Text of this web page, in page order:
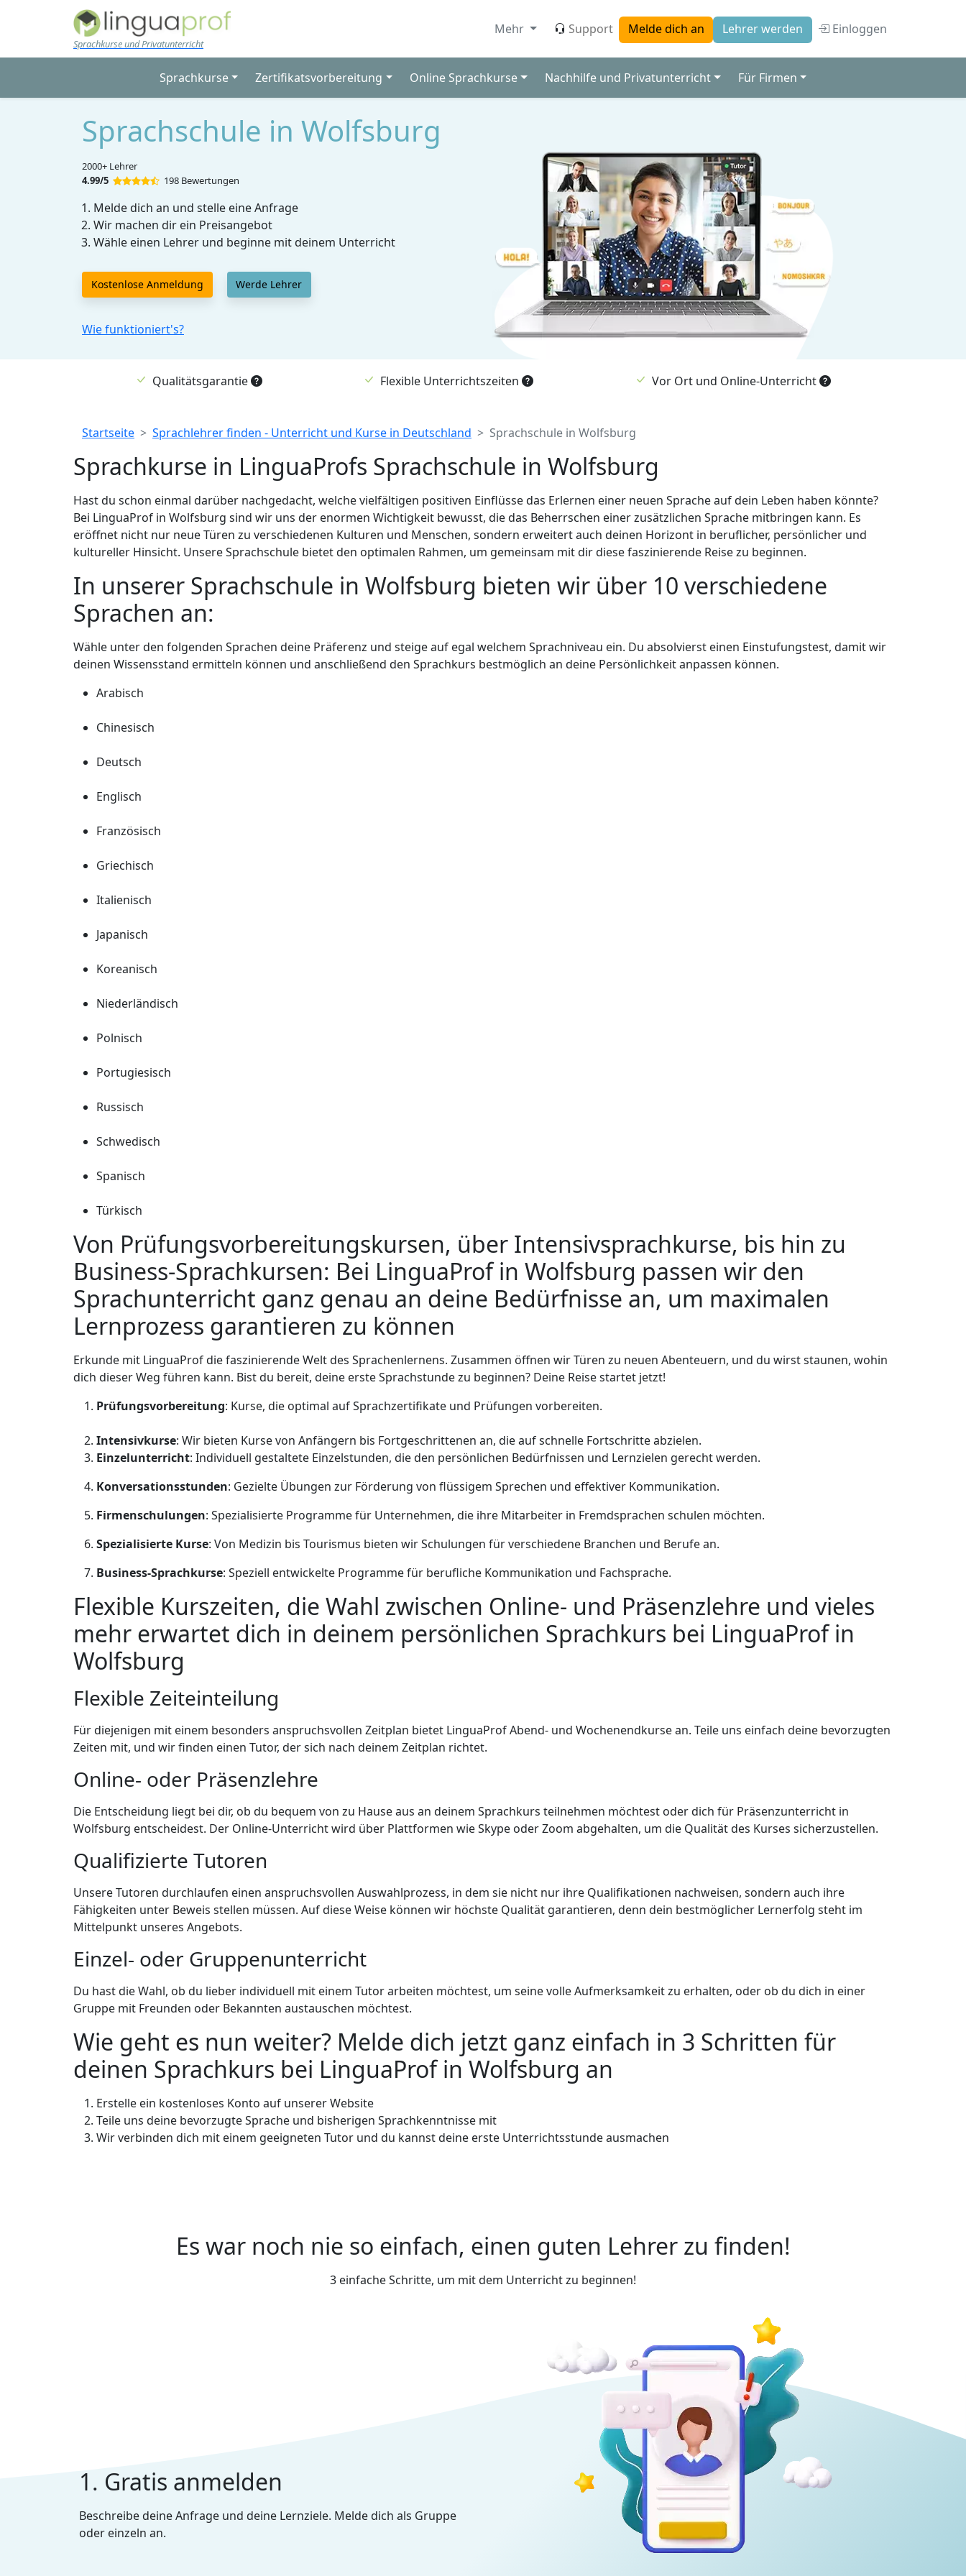
Skip to main content
Sprachkurse und Privatunterricht
Mehr Support Melde dich an Lehrer werden Einloggen
Sprachkurse Zertifikatsvorbereitung Online Sprachkurse Nachhilfe und Privatunterricht Für Firmen
Sprachschule in Wolfsburg
2000+ Lehrer
4.99/5
198 Bewertungen
Melde dich an und stelle eine Anfrage
Wir machen dir ein Preisangebot
Wähle einen Lehrer und beginne mit deinem Unterricht
Kostenlose Anmeldung Werde Lehrer
Wie funktioniert's?
Qualitätsgarantie Flexible Unterrichtszeiten Vor Ort und Online-Unterricht
Breadcrumb
Startseite Sprachlehrer finden - Unterricht und Kurse in Deutschland Sprachschule in Wolfsburg
Sprachkurse in LinguaProfs Sprachschule in Wolfsburg
Hast du schon einmal darüber nachgedacht, welche vielfältigen positiven Einflüsse das Erlernen einer neuen Sprache auf dein Leben haben könnte?
Bei LinguaProf in Wolfsburg sind wir uns der enormen Wichtigkeit bewusst, die das Beherrschen einer zusätzlichen Sprache mitbringen kann. Es
eröffnet nicht nur neue Türen zu verschiedenen Kulturen und Menschen, sondern erweitert auch deinen Horizont in beruflicher, persönlicher und
kultureller Hinsicht. Unsere Sprachschule bietet den optimalen Rahmen, um gemeinsam mit dir diese faszinierende Reise zu beginnen.
In unserer Sprachschule in Wolfsburg bieten wir über 10 verschiedene
Sprachen an:
Wähle unter den folgenden Sprachen deine Präferenz und steige auf egal welchem Sprachniveau ein. Du absolvierst einen Einstufungstest, damit wir
deinen Wissensstand ermitteln können und anschließend den Sprachkurs bestmöglich an deine Persönlichkeit anpassen können.
Arabisch
Chinesisch
Deutsch
Englisch
Französisch
Griechisch
Italienisch
Japanisch
Koreanisch
Niederländisch
Polnisch
Portugiesisch
Russisch
Schwedisch
Spanisch
Türkisch
Von Prüfungsvorbereitungskursen, über Intensivsprachkurse, bis hin zu
Business-Sprachkursen: Bei LinguaProf in Wolfsburg passen wir den
Sprachunterricht ganz genau an deine Bedürfnisse an, um maximalen
Lernprozess garantieren zu können
Erkunde mit LinguaProf die faszinierende Welt des Sprachenlernens. Zusammen öffnen wir Türen zu neuen Abenteuern, und du wirst staunen, wohin
dich dieser Weg führen kann. Bist du bereit, deine erste Sprachstunde zu beginnen? Deine Reise startet jetzt!
Prüfungsvorbereitung: Kurse, die optimal auf Sprachzertifikate und Prüfungen vorbereiten.
Intensivkurse: Wir bieten Kurse von Anfängern bis Fortgeschrittenen an, die auf schnelle Fortschritte abzielen.
Einzelunterricht: Individuell gestaltete Einzelstunden, die den persönlichen Bedürfnissen und Lernzielen gerecht werden.
Konversationsstunden: Gezielte Übungen zur Förderung von flüssigem Sprechen und effektiver Kommunikation.
Firmenschulungen: Spezialisierte Programme für Unternehmen, die ihre Mitarbeiter in Fremdsprachen schulen möchten.
Spezialisierte Kurse: Von Medizin bis Tourismus bieten wir Schulungen für verschiedene Branchen und Berufe an.
Business-Sprachkurse: Speziell entwickelte Programme für berufliche Kommunikation und Fachsprache.
Flexible Kurszeiten, die Wahl zwischen Online- und Präsenzlehre und vieles
mehr erwartet dich in deinem persönlichen Sprachkurs bei LinguaProf in
Wolfsburg
Flexible Zeiteinteilung
Für diejenigen mit einem besonders anspruchsvollen Zeitplan bietet LinguaProf Abend- und Wochenendkurse an. Teile uns einfach deine bevorzugten
Zeiten mit, und wir finden einen Tutor, der sich nach deinem Zeitplan richtet.
Online- oder Präsenzlehre
Die Entscheidung liegt bei dir, ob du bequem von zu Hause aus an deinem Sprachkurs teilnehmen möchtest oder dich für Präsenzunterricht in
Wolfsburg entscheidest. Der Online-Unterricht wird über Plattformen wie Skype oder Zoom abgehalten, um die Qualität des Kurses sicherzustellen.
Qualifizierte Tutoren
Unsere Tutoren durchlaufen einen anspruchsvollen Auswahlprozess, in dem sie nicht nur ihre Qualifikationen nachweisen, sondern auch ihre
Fähigkeiten unter Beweis stellen müssen. Auf diese Weise können wir höchste Qualität garantieren, denn dein bestmöglicher Lernerfolg steht im
Mittelpunkt unseres Angebots.
Einzel- oder Gruppenunterricht
Du hast die Wahl, ob du lieber individuell mit einem Tutor arbeiten möchtest, um seine volle Aufmerksamkeit zu erhalten, oder ob du dich in einer
Gruppe mit Freunden oder Bekannten austauschen möchtest.
Wie geht es nun weiter? Melde dich jetzt ganz einfach in 3 Schritten für
deinen Sprachkurs bei LinguaProf in Wolfsburg an
Erstelle ein kostenloses Konto auf unserer Website
Teile uns deine bevorzugte Sprache und bisherigen Sprachkenntnisse mit
Wir verbinden dich mit einem geeigneten Tutor und du kannst deine erste Unterrichtsstunde ausmachen
Es war noch nie so einfach, einen guten Lehrer zu finden!
3 einfache Schritte, um mit dem Unterricht zu beginnen!
1. Gratis anmelden
Beschreibe deine Anfrage und deine Lernziele. Melde dich als Gruppe
oder einzeln an.